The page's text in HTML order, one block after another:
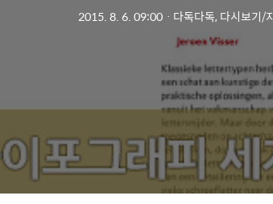
2015. 8. 6. 09:00ㆍ 다독다독, 다시보기/